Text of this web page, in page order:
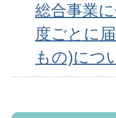
総合事業
度ごとに
もの)につ